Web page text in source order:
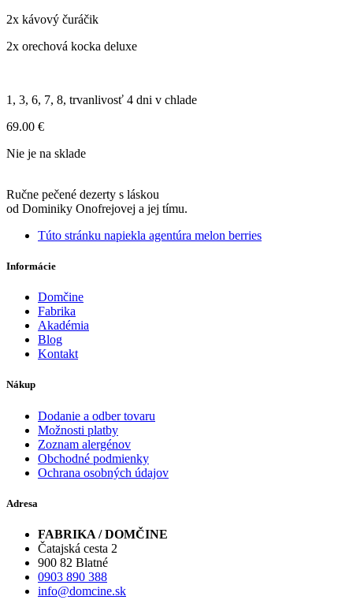
2x kávový čuráčik
2x orechová kocka deluxe
1, 3, 6, 7, 8, trvanlivosť 4 dni v chlade
69.00 €
Nie je na sklade
Ručne pečené dezerty s láskou
od Dominiky Onofrejovej a jej tímu.
Túto stránku napiekla agentúra melon berries
Informácie
Domčine
Fabrika
Akadémia
Blog
Kontakt
Nákup
Dodanie a odber tovaru
Možnosti platby
Zoznam alergénov
Obchodné podmienky
Ochrana osobných údajov
Adresa
FABRIKA / DOMČINE
Čatajská cesta 2
900 82 Blatné
0903 890 388
info@domcine.sk